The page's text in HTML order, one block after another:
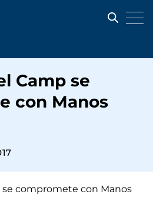
Camp se
con Manos